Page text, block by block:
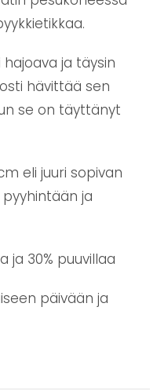
ja täysin
hävittää sen
se on täyttänyt
eli juuri sopivan
ja
ja 30% puuvillaa
päivään ja